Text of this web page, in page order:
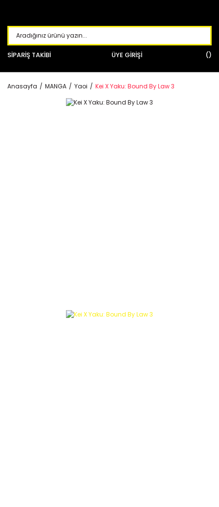
SİPARİŞ TAKİBİ ÜYE GİRİŞİ
Anasayfa MANGA Yaoi Kei X Yaku: Bound By Law 3